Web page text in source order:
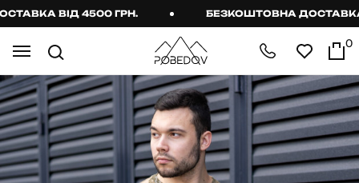
ВІД 4500 ГРН. БЕЗКОШТОВНА ДОСТАВКА
0